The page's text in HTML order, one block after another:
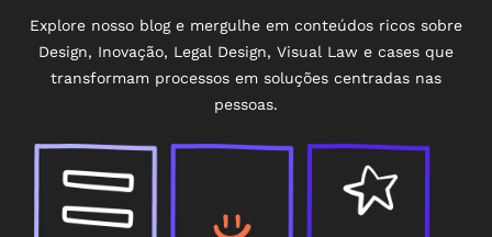
Explore nosso blog e mergulhe em conteúdos ricos sobre
Design, Inovação, Legal Design, Visual Law e cases que
transformam processos em soluções centradas nas
pessoas.